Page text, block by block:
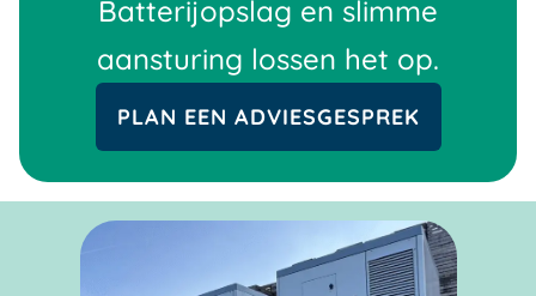
Batterijopslag en slimme
aansturing lossen het op.
PLAN EEN ADVIESGESPREK